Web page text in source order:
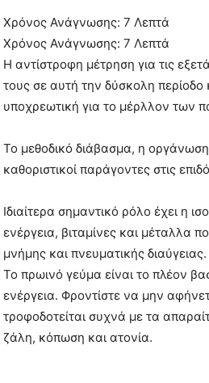
Χρόνος Ανάγνωσης: 7 Λεπτά
Χρόνος Ανάγνωσης: 7 Λεπτά
Η αντίστροφη μέτρηση για τις
τους σε αυτή την δύσκολη
υποχρεωτική για το μέρλλον των
Το μεθοδικό διάβασμα, η
καθοριστικοί παράγοντες στις
Ιδιαίτερα σημαντικό ρόλο έχει η
ενέργεια, βιταμίνες και μέταλλα
μνήμης και πνευματικής διαύγειας.
Το πρωινό γεύμα είναι το πλέον
ενέργεια. Φροντίστε να μην
τροφοδοτείται συχνά με τα
ζάλη, κόπωση και ατονία.